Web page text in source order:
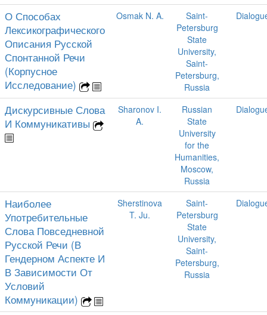
О Способах
Лексикографического
Описания Русской
Спонтанной Речи
(Корпусное
Исследование)
Osmak N. A.
Saint-
Petersburg
State
University,
Saint-
Petersburg,
Russia
Дискурсивные Слова
И Коммуникативы
Sharonov I.
A.
Russian
State
University
for the
Humanities,
Moscow,
Russia
Наиболее
Употребительные
Слова Повседневной
Русской Речи (В
Гендерном Аспекте И
В Зависимости От
Условий
Коммуникации)
Sherstinova
T. Ju.
Saint-
Petersburg
State
University,
Saint-
Petersburg,
Russia